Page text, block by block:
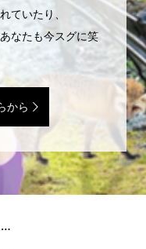
ていたり、
なたも今スグに笑
から